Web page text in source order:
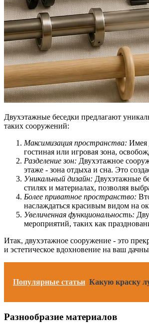
Двухэтажные беседки предлагают
таких сооружений:
Максимизация пространства: Имея
гостиная или игровая зона,
Разделение зон: Двухэтажное
этаже - зона отдыха и сна. Это
Уникальный дизайн: Двухэтажные
стилях и материалах, позволяя
Более приватное пространство:
наслаждаться красивым видом на
Увеличенная функциональность:
мероприятий, таких как
Итак, двухэтажное сооружение - это
и эстетическое вдохновение на ваш
Популярные статьи Какую краску
Разнообразие материалов